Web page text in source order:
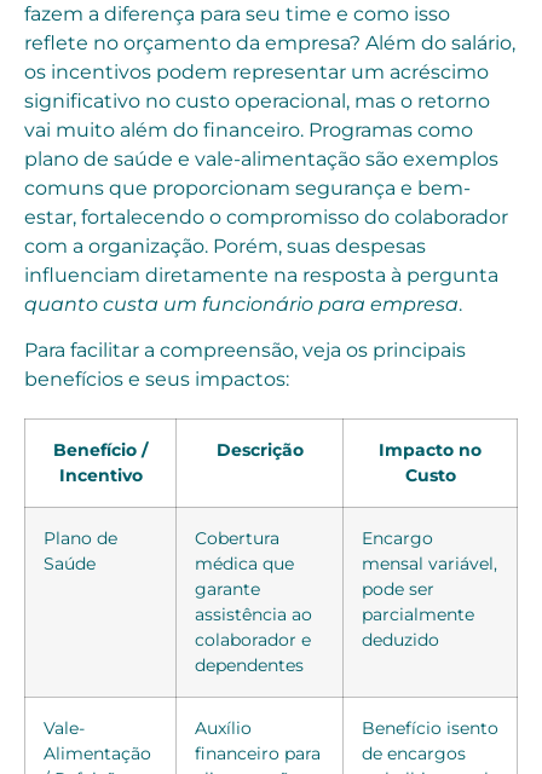
fazem a diferença para seu time e como isso
reflete no orçamento da empresa? Além do salário,
os incentivos podem representar um acréscimo
significativo no custo operacional, mas o retorno
vai muito além do financeiro. Programas como
plano de saúde e vale-alimentação são exemplos
comuns que proporcionam segurança e bem-
estar, fortalecendo o compromisso do colaborador
com a organização. Porém, suas despesas
influenciam diretamente na resposta à pergunta
quanto custa um funcionário para empresa.
Para facilitar a compreensão, veja os principais
benefícios e seus impactos:
Benefício /
Incentivo
Descrição
Impacto no
Custo
Plano de
Saúde
Cobertura
médica que
garante
assistência ao
colaborador e
dependentes
Encargo
mensal variável,
pode ser
parcialmente
deduzido
Vale-
Alimentação
Auxílio
financeiro para
Benefício isento
de encargos